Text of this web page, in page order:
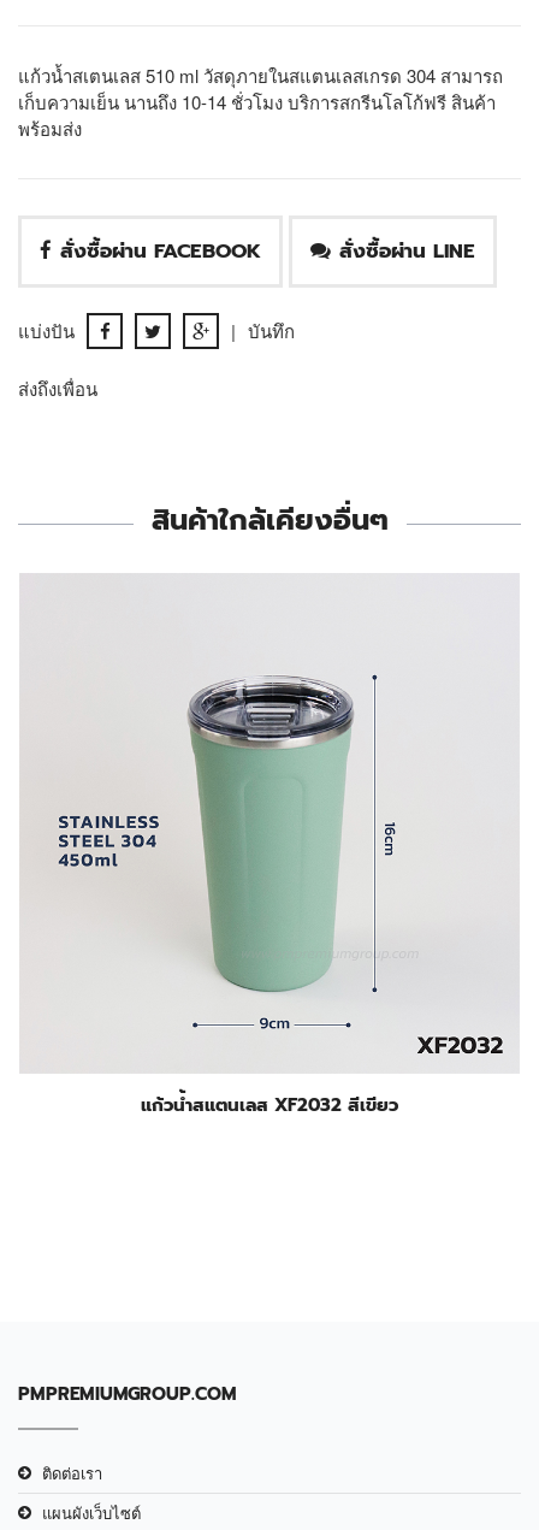
แก้วน้ำสเตนเลส 510 ml วัสดุภายในสแตนเลสเกรด 304 สามารถ
เก็บความเย็น นานถึง 10-14 ชั่วโมง บริการสกรีนโลโก้ฟรี สินค้า
พร้อมส่ง
สั่งซื้อผ่าน FACEBOOK สั่งซื้อผ่าน LINE
แบ่งปัน | บันทึก
ส่งถึงเพื่อน
สินค้าใกล้เคียงอื่นๆ
แก้วน้ำสแตนเลส XF2032 สีเขียว
PMPREMIUMGROUP.COM
ติดต่อเรา
แผนผังเว็บไซต์